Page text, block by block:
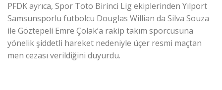
PFDK ayrıca, Spor Toto Birinci Lig ekiplerinden Yılport
Samsunsporlu futbolcu Douglas Willian da Silva Souza
ile Göztepeli Emre Çolak’a rakip takım sporcusuna
yönelik şiddetli hareket nedeniyle üçer resmi maçtan
men cezası verildiğini duyurdu.